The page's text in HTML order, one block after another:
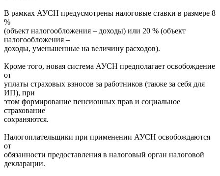
В рамках АУСН предусмотрены налоговые ставки в размере 8
%
(объект налогообложения – доходы) или 20 % (объект
налогообложения –
доходы, уменьшенные на величину расходов).
Кроме того, новая система АУСН предполагает освобождение
от
уплаты страховых взносов за работников (также за себя для
ИП), при
этом формирование пенсионных прав и социальное
страхование
сохраняются.
Налогоплательщики при применении АУСН освобождаются
от
обязанности предоставления в налоговый орган налоговой
декларации.